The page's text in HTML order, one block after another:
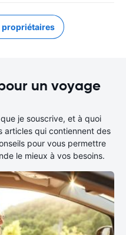
propriétaires
un voyage
je souscrive, et à quoi
articles qui contiennent des
pour vous permettre
le mieux à vos besoins.